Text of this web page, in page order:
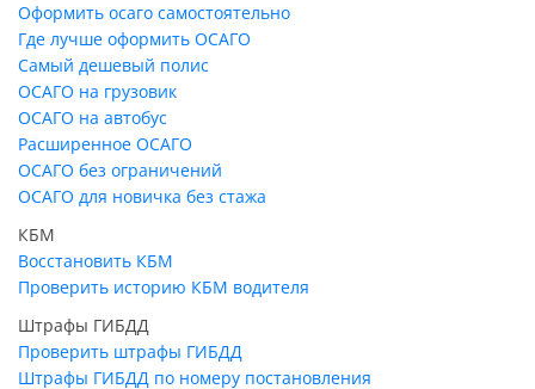
Оформить осаго самостоятельно
Где лучше оформить ОСАГО
Самый дешевый полис
ОСАГО на грузовик
ОСАГО на автобус
Расширенное ОСАГО
ОСАГО без ограничений
ОСАГО для новичка без стажа
КБМ
Восстановить КБМ
Проверить историю КБМ водителя
Штрафы ГИБДД
Проверить штрафы ГИБДД
Штрафы ГИБДД по номеру постановления